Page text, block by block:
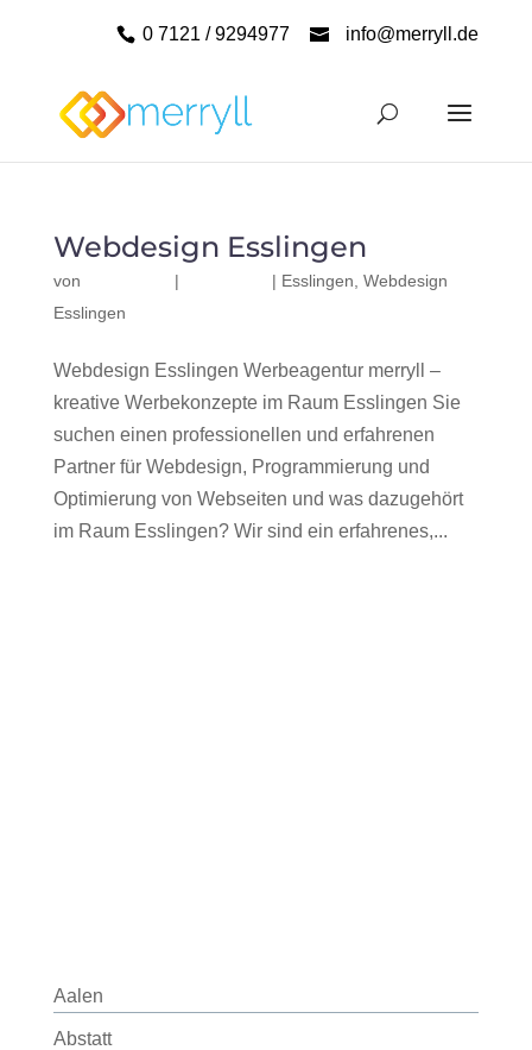
0 7121 / 9294977 info@merryll.de
Webdesign Esslingen
von | | Esslingen Webdesign
Esslingen
Webdesign Esslingen Werbeagentur merryll –
kreative Werbekonzepte im Raum Esslingen Sie
suchen einen professionellen und erfahrenen
Partner für Webdesign, Programmierung und
Optimierung von Webseiten und was dazugehört
im Raum Esslingen? Wir sind ein erfahrenes,...
Aalen
Abstatt